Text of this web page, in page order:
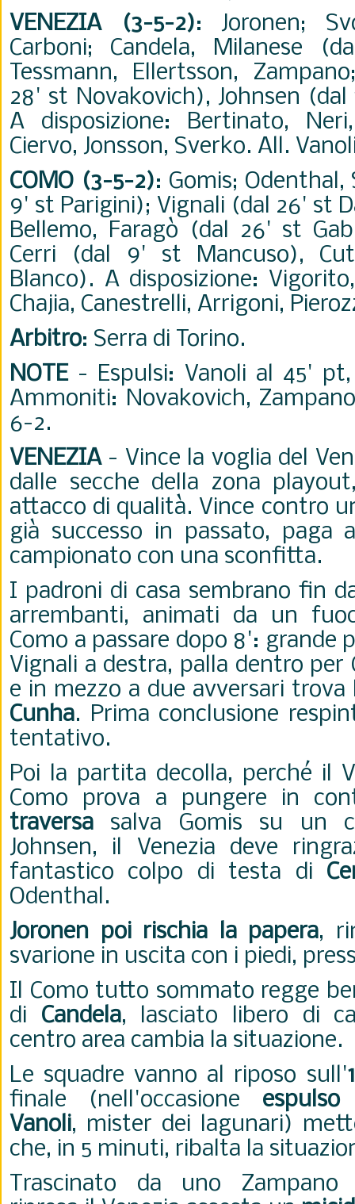
VENEZIA (3-5-2): Joronen;
Carboni; Candela, Milanese
Tessmann, Ellertsson,
28' st Novakovich), Johnsen (dal
A disposizione: Bertinato,
Ciervo, Jonsson, Sverko. All.
COMO (3-5-2): Gomis; Odenthal,
9' st Parigini); Vignali (dal 26' st
Bellemo, Faragò (dal 26' st
Cerri (dal 9' st Mancuso),
Blanco). A disposizione:
Chajia, Canestrelli, Arrigoni,
Arbitro: Serra di Torino.
NOTE - Espulsi: Vanoli al 45'
Ammoniti: Novakovich,
6-2.
VENEZIA- Vince la voglia del
dalle secche della zona
attacco di qualità. Vince contro
già successo in passato, paga
campionato con una sconfitta.
I padroni di casa sembrano fin
arrembanti, animati da un
Como a passare dopo 8': grande
Vignali a destra, palla dentro per
e in mezzo a due avversari
Cunha. Prima conclusione
tentativo.
Poi la partita decolla, perché il
Como prova a pungere in
traversa salva Gomis su un
Johnsen, il Venezia deve
fantastico colpo di testa di
Odenthal.
Joronen poi rischia la papera,
svarione in uscita con i piedi,
Il Como tutto sommato regge
di Candela, lasciato libero di
centro area cambia la situazione.
Le squadre vanno al riposo sull'
finale (nell'occasione
Vanoli, mister dei lagunari)
che, in 5 minuti, ribalta la
Trascinato da uno Zampano